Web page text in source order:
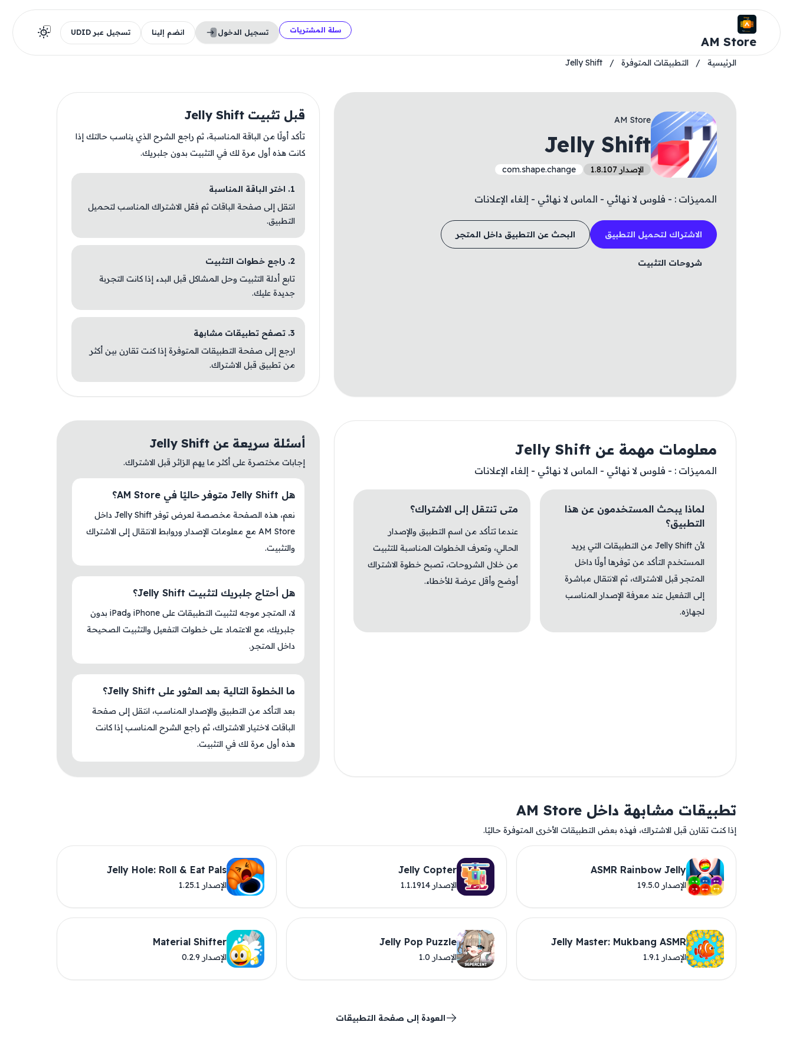
AM Store
سلة المشتريات تسجيل الدخول انضم إلينا تسجيل عبر UDID
الرئيسية / التطبيقات المتوفرة /
Jelly Shift
AM Store
Jelly Shift
الإصدار 1.8.107 com.shape.change
المميزات : - فلوس لا نهائي - الماس لا نهائي - إلغاء الإعلانات
الاشتراك لتحميل التطبيق البحث عن التطبيق داخل المتجر
شروحات التثبيت
قبل تثبيت Jelly Shift
تأكد أولًا من الباقة المناسبة، ثم راجع الشرح الذي يناسب حالتك إذا
كانت هذه أول مرة لك في التثبيت بدون جلبريك.
1. اختر الباقة المناسبة
انتقل إلى صفحة الباقات ثم فعّل الاشتراك المناسب لتحميل
التطبيق.
2. راجع خطوات التثبيت
تابع أدلة التثبيت وحل المشاكل قبل البدء إذا كانت التجربة
جديدة عليك.
3. تصفح تطبيقات مشابهة
ارجع إلى صفحة التطبيقات المتوفرة إذا كنت تقارن بين أكثر
من تطبيق قبل الاشتراك.
معلومات مهمة عن Jelly Shift
المميزات : - فلوس لا نهائي - الماس لا نهائي - إلغاء الإعلانات
لماذا يبحث المستخدمون عن هذا
التطبيق؟
لأن Jelly Shift من التطبيقات التي يريد
المستخدم التأكد من توفرها أولًا داخل
المتجر قبل الاشتراك، ثم الانتقال مباشرة
إلى التفعيل عند معرفة الإصدار المناسب
لجهازه.
متى تنتقل إلى الاشتراك؟
عندما تتأكد من اسم التطبيق والإصدار
الحالي، وتعرف الخطوات المناسبة للتثبيت
من خلال الشروحات، تصبح خطوة الاشتراك
أوضح وأقل عرضة للأخطاء.
أسئلة سريعة عن Jelly Shift
إجابات مختصرة على أكثر ما يهم الزائر قبل الاشتراك.
هل Jelly Shift متوفر حاليًا في AM Store؟
نعم، هذه الصفحة مخصصة لعرض توفر Jelly Shift داخل
AM Store مع معلومات الإصدار وروابط الانتقال إلى الاشتراك
والتثبيت.
هل أحتاج جلبريك لتثبيت Jelly Shift؟
لا، المتجر موجه لتثبيت التطبيقات على iPhone وiPad بدون
جلبريك، مع الاعتماد على خطوات التفعيل والتثبيت الصحيحة
داخل المتجر.
ما الخطوة التالية بعد العثور على Jelly Shift؟
بعد التأكد من التطبيق والإصدار المناسب، انتقل إلى صفحة
الباقات لاختيار الاشتراك، ثم راجع الشرح المناسب إذا كانت
هذه أول مرة لك في التثبيت.
تطبيقات مشابهة داخل AM Store
إذا كنت تقارن قبل الاشتراك، فهذه بعض التطبيقات الأخرى المتوفرة حاليًا.
ASMR Rainbow Jelly
الإصدار 19.5.0
Jelly Copter
الإصدار 1.1.1914
Jelly Hole: Roll & Eat Pals
الإصدار 1.25.1
Jelly Master: Mukbang ASMR
الإصدار 1.9.1
Jelly Pop Puzzle
الإصدار 1.0
Material Shifter
الإصدار 0.2.9
العودة إلى صفحة التطبيقات